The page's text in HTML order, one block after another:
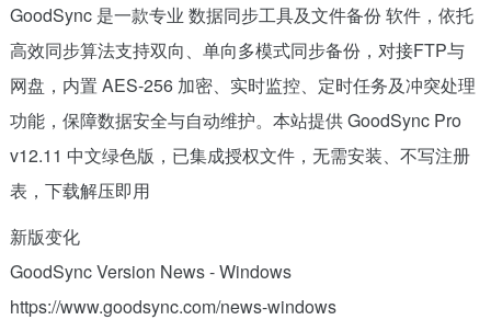
GoodSync 是一款专业 数据同步工具及文件备份 软件，依托
高效同步算法支持双向、单向多模式同步备份，对接FTP与
网盘，内置 AES-256 加密、实时监控、定时任务及冲突处理
功能，保障数据安全与自动维护。本站提供 GoodSync Pro
v12.11 中文绿色版，已集成授权文件，无需安装、不写注册
表，下载解压即用
新版变化
GoodSync Version News - Windows
https://www.goodsync.com/news-windows